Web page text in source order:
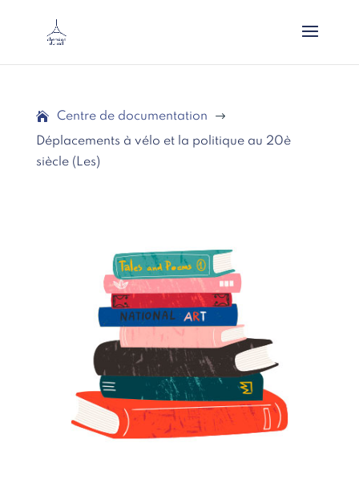
Centre de documentation
$
Déplacements à vélo et la politique au 20è
siècle (Les)